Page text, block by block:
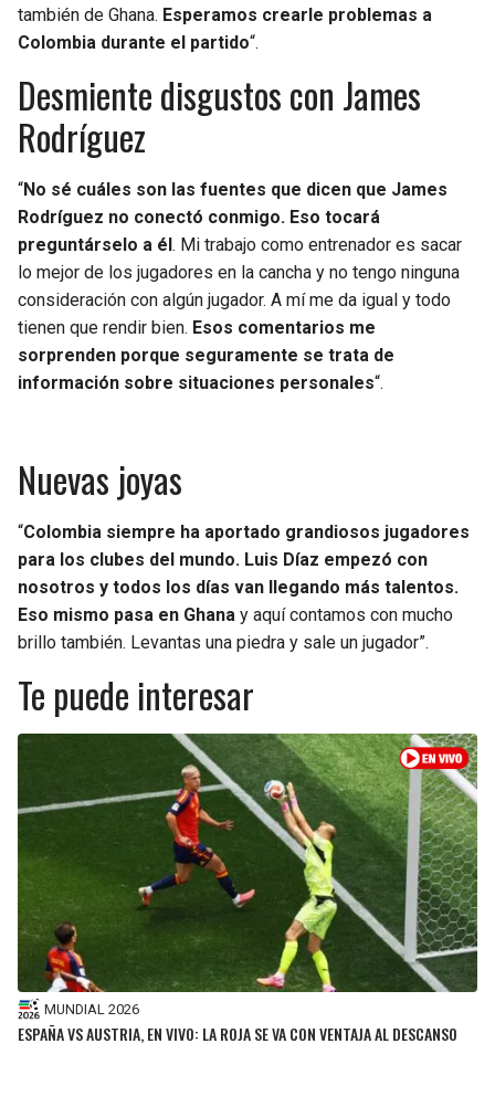
también de Ghana. Esperamos crearle problemas a
Colombia durante el partido“.
Desmiente disgustos con James
Rodríguez
“No sé cuáles son las fuentes que dicen que James
Rodríguez no conectó conmigo. Eso tocará
preguntárselo a él . Mi trabajo como entrenador es sacar
lo mejor de los jugadores en la cancha y no tengo ninguna
consideración con algún jugador. A mí me da igual y todo
tienen que rendir bien. Esos comentarios me
sorprenden porque seguramente se trata de
información sobre situaciones personales“.
Nuevas joyas
“Colombia siempre ha aportado grandiosos jugadores
para los clubes del mundo. Luis Díaz empezó con
nosotros y todos los días van llegando más talentos.
Eso mismo pasa en Ghana y aquí contamos con mucho
brillo también. Levantas una piedra y sale un jugador”.
Te puede interesar
MUNDIAL 2026
ESPAÑA VS AUSTRIA, EN VIVO: LA ROJA SE VA CON VENTAJA AL DESCANSO